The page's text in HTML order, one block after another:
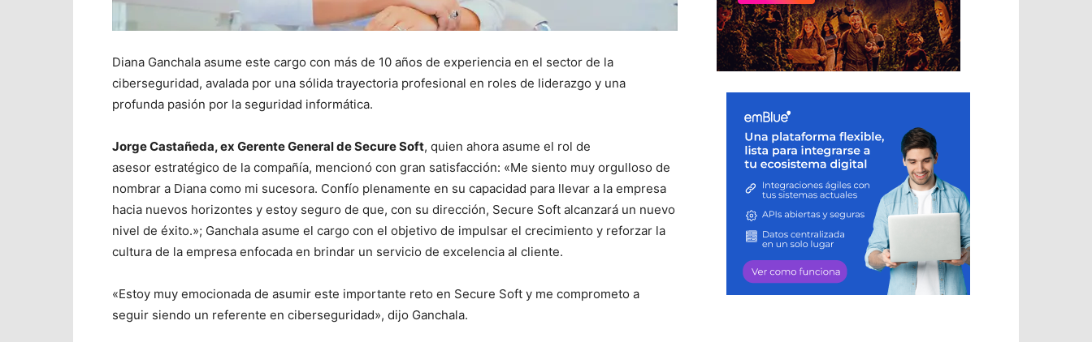
Diana Ganchala asume este cargo con más de 10 años de experiencia en el sector de la
ciberseguridad, avalada por una sólida trayectoria profesional en roles de liderazgo y una
profunda pasión por la seguridad informática.
Jorge Castañeda, ex Gerente General de Secure Soft, quien ahora asume el rol de
asesor estratégico de la compañía, mencionó con gran satisfacción: «Me siento muy orgulloso de
nombrar a Diana como mi sucesora. Confío plenamente en su capacidad para llevar a la empresa
hacia nuevos horizontes y estoy seguro de que, con su dirección, Secure Soft alcanzará un nuevo
nivel de éxito.»; Ganchala asume el cargo con el objetivo de impulsar el crecimiento y reforzar la
cultura de la empresa enfocada en brindar un servicio de excelencia al cliente.
«Estoy muy emocionada de asumir este importante reto en Secure Soft y me comprometo a
seguir siendo un referente en ciberseguridad», dijo Ganchala.